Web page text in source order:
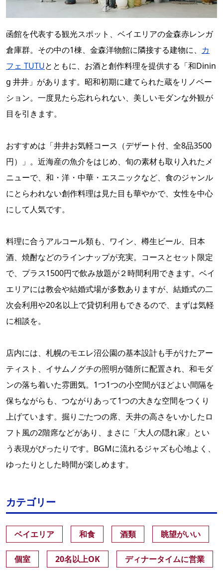
函館を代表する観光スポット、ベイエリアの金森赤レンガ
倉庫群。その中の1棟、金森洋物館に隣接する建物に、 カ
フェ TUTUとともに、お酒と創作料理を提供する「和Dinin
g 井井」があります。昭和初期に建てられた蔵をリノベー
ション。一度見たら忘れられない、美しいモダンな外観が
目を引きます。
おすすめは「井井お気軽コース（デザート付、全8品3500
円）」。近海産の魚介をはじめ、旬の素材も取り入れたメ
ニューで、和・洋・中華・エスニックなど、食のジャンル
にとらわれない創作料理は見た目も華やかで、女性を中心
にして人気です。
料理に合うアルコール類も、ワイン、樽生ビール、日本
酒、焼酎などのラインナップが充実。コースとセット限定
で、プラス1500円で飲み放題が２時間利用できます。ベイ
エリアには教会や結婚式場が多数ありますが、結婚式の二
次会利用や20名以上で貸切利用もできるので、まずは気軽
に相談を。
店内には、札幌のモエレ沼公園の基本設計も手がけたアー
ティスト、イサムノグチの照明が随所に配置され、和モダ
ンの落ち着いた雰囲気。1つ1つの小空間がほどよい間隔を
保ちながらも、つながりあって1つの大きな空間をつくり
上げています。掘りごたつの席、天井の高さをいかしたロ
フト風の2階席などがあり、まさに「大人の隠れ家」とい
う表現がぴったりです。BGMに流れるジャズも心地よく、
ゆったりとした時間が楽しめます。
カテゴリー
ベイエリア 和食 酒類 眺望がいい
個室 20名以上OK ディナータイムに営業